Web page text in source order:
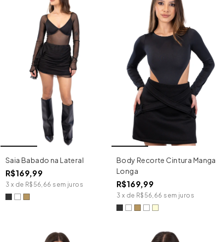
Saia Babado na Lateral
R$169,99
3 x de R$56,66 sem juros
Body Recorte Cintura Manga
Longa
R$169,99
3 x de R$56,66 sem juros